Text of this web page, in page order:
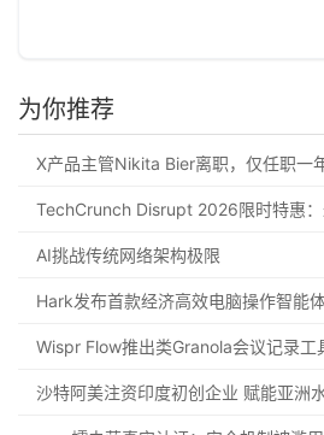
为你推荐
X产品主管Nikita Bier离职，仅任职一
TechCrunch Disrupt 2026限时特惠
AI挑战传统网络架构极限
Hark发布首款经济高效电脑操作智能
Wispr Flow推出类Granola会议记录工
沙特阿美注资印度初创企业 赋能亚洲